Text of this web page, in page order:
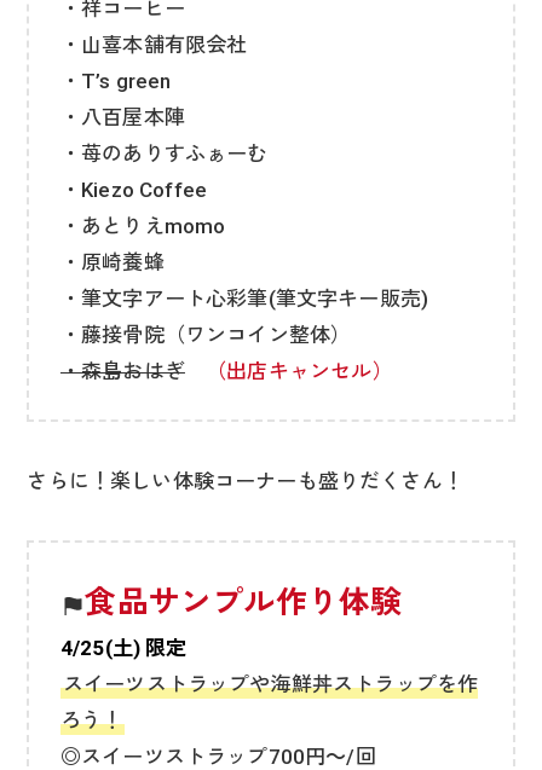
・祥コーヒー
・山喜本舗有限会社
・T’s green
・八百屋本陣
・苺のありすふぁーむ
・Kiezo Coffee
・あとりえmomo
・原崎養蜂
・筆文字アート心彩筆(筆文字キー販売)
・藤接骨院（ワンコイン整体）
・森島おはぎ
（出店キャンセル）
さらに！楽しい体験コーナーも盛りだくさん！
食品サンプル作り体験
4/25(土) 限定
スイーツストラップや海鮮丼ストラップを作
ろう！
◎スイーツストラップ700円～/回